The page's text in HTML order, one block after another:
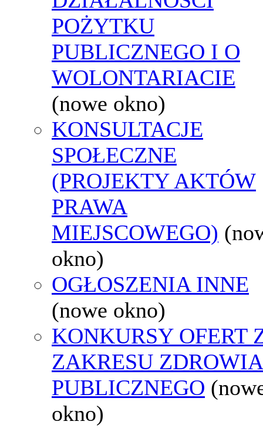
POŻYTKU
PUBLICZNEGO I O
WOLONTARIACIE
(nowe okno)
KONSULTACJE
SPOŁECZNE
(PROJEKTY AKTÓW
PRAWA
MIEJSCOWEGO)
okno)
OGŁOSZENIA INNE
(nowe okno)
KONKURSY OFERT
ZAKRESU ZDROWIA
PUBLICZNEGO
okno)